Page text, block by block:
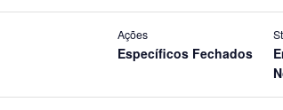
Ações
Específicos Fechados